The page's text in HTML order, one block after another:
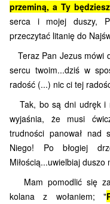
przeminą, a Ty będziesz
serca i mojej duszy,
przeczytać litanię do
Teraz Pan Jezus mówi
sercu twoim...dziś w
radość (...) nic ci tej
Tak, bo są dni udręk i
wyjaśnia, że musi
trudności panował
Niego! Po błogiej
Miłością...uwielbiaj duszo
Mam pomodlić się za
kolana z wołaniem; "